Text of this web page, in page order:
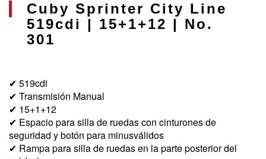
Cuby Sprinter City Line
519cdi | 15+1+12 | No.
301
✔ 519cdi
✔ Transmisión Manual
✔ 15+1+12
✔ Espacio para silla de ruedas con cinturones de
seguridad y botón para minusválidos
✔ Rampa para silla de ruedas en la parte posterior del